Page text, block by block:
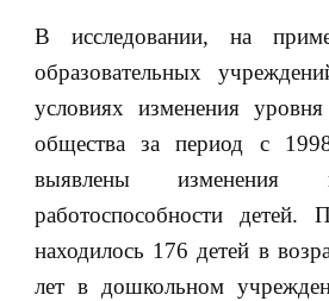
В исследовании, на
образовательных
условиях изменения
общества за период с
выявлены изменения
работоспособности детей.
находилось 176 детей в
лет в дошкольном